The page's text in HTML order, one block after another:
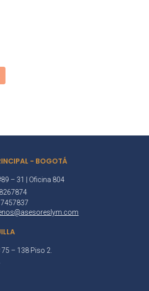
- BOGOTÁ
– 31 | Oficina 804
– 138 Piso 2.